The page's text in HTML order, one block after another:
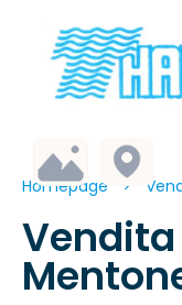
Homepage